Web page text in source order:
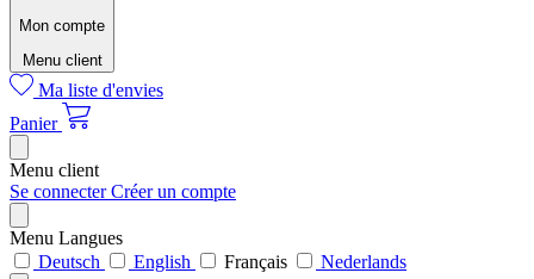
Mon compte
Menu client
Ma liste d'envies
Panier
Menu client
Se connecterCréer un compte
Menu Langues
Deutsch
English Français Nederlands